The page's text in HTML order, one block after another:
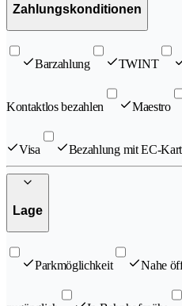
Zahlungskonditionen
Barzahlung TWINT
Kontaktlos bezahlen Maestro
Visa Bezahlung mit EC-
Lage
Parkmöglichkeit Nahe